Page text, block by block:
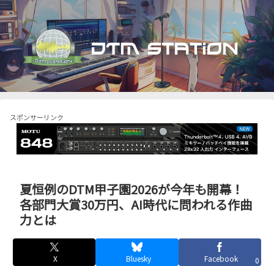
スポンサーリンク
夏恒例のDTM甲子園2026が今年も開幕！
各部門大賞30万円、AI時代に問われる作曲
力とは
X Bluesky Facebook 0